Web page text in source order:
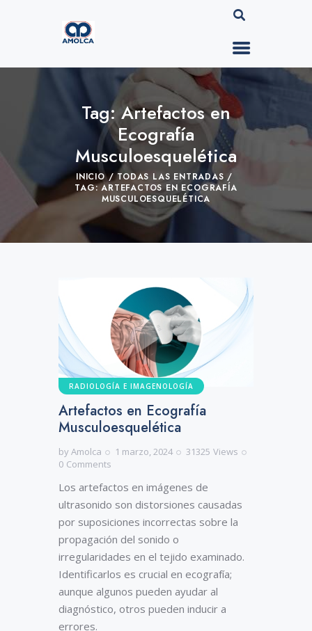
Tag: Artefactos en
Ecografía
Musculoesquelética
INICIO
TODAS LAS ENTRADAS
TAG: ARTEFACTOS EN ECOGRAFÍA
MUSCULOESQUELÉTICA
RADIOLOGÍA E IMAGENOLOGÍA
Artefactos en Ecografía
Musculoesquelética
byAmolca 1 marzo, 2024 31325 Views
0 Comments
Los artefactos en imágenes de
ultrasonido son distorsiones causadas
por suposiciones incorrectas sobre la
propagación del sonido o
irregularidades en el tejido examinado.
Identificarlos es crucial en ecografía;
aunque algunos pueden ayudar al
diagnóstico, otros pueden inducir a
errores.